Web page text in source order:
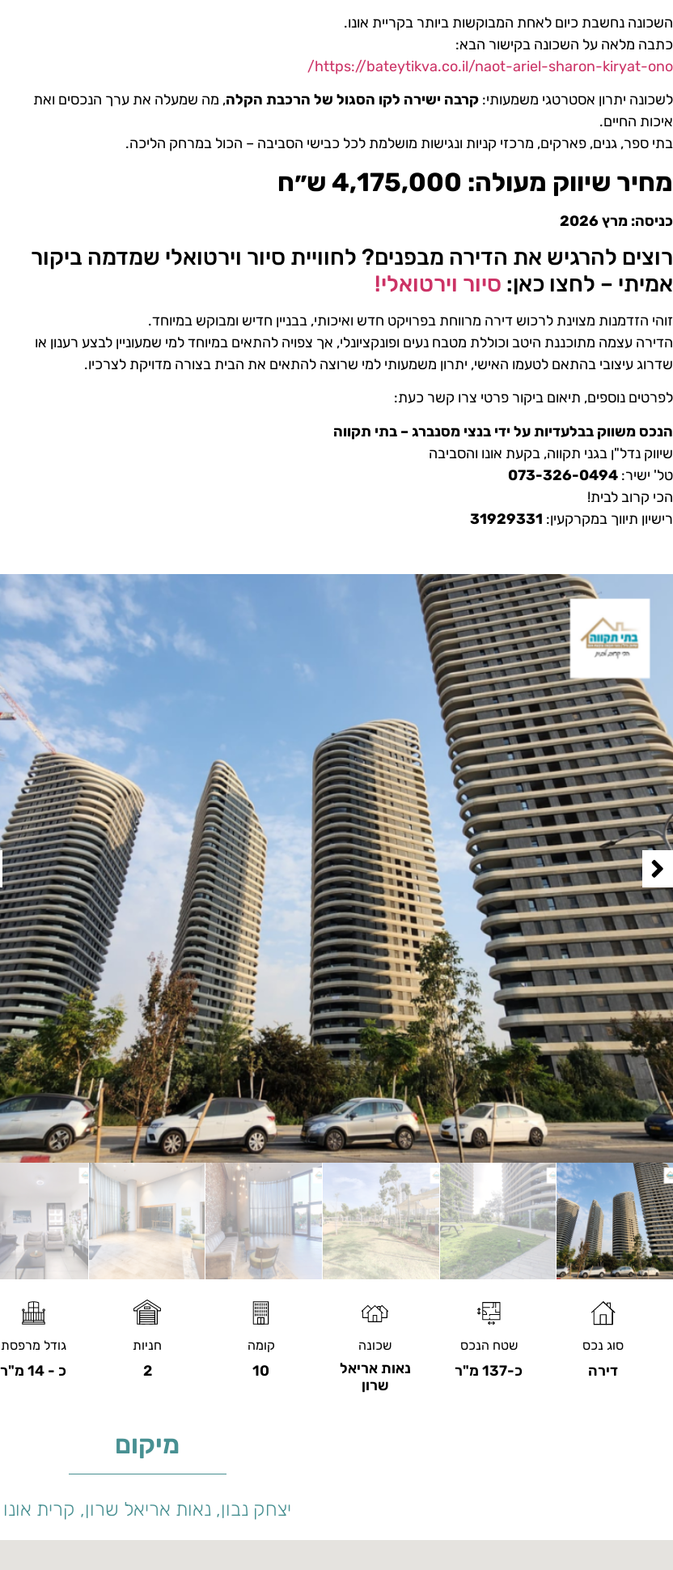
השכונה נחשבת כיום לאחת המבוקשות ביותר בקריית אונו.
כתבה מלאה על השכונה בקישור הבא:
https://bateytikva.co.il/naot-ariel-sharon-kiryat-ono/
לשכונה יתרון אסטרטגי משמעותי: קרבה ישירה לקו הסגול של הרכבת הקלה, מה שמעלה את ערך הנכסים ואת
איכות החיים.
בתי ספר, גנים, פארקים, מרכזי קניות ונגישות מושלמת לכל כבישי הסביבה – הכול במרחק הליכה.
מחיר שיווק מעולה: 4,175,000 ש״ח
כניסה: מרץ 2026
רוצים להרגיש את הדירה מבפנים? לחוויית סיור וירטואלי שמדמה ביקור
אמיתי – לחצו כאן: סיור וירטואלי!
זוהי הזדמנות מצוינת לרכוש דירה מרווחת בפרויקט חדש ואיכותי, בבניין חדיש ומבוקש במיוחד.
הדירה עצמה מתוכננת היטב וכוללת מטבח נעים ופונקציונלי, אך צפויה להתאים במיוחד למי שמעוניין לבצע רענון או
שדרוג עיצובי בהתאם לטעמו האישי, יתרון משמעותי למי שרוצה להתאים את הבית בצורה מדויקת לצרכיו.
לפרטים נוספים, תיאום ביקור פרטי צרו קשר כעת:
הנכס משווק בבלעדיות על ידי בנצי מסנברג – בתי תקווה
שיווק נדל"ן בגני תקווה, בקעת אונו והסביבה
טל' ישיר: 073-326-0494
הכי קרוב לבית!
רישיון תיווך במקרקעין: 31929331
סוג נכס
דירה
שטח הנכס
כ-137 מ"ר
שכונה
נאות אריאל
שרון
קומה
10
חניות
2
גודל מרפסת
כ - 14 מ"ר
מיקום
יצחק נבון, נאות אריאל שרון, קרית אונו